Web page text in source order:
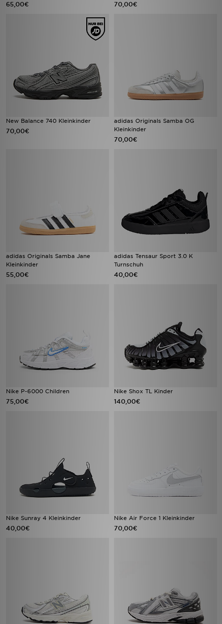
65,00€ 70,00€
New Balance 740 Kleinkinder
70,00€
adidas Originals Samba OG
Kleinkinder
70,00€
adidas Originals Samba Jane
Kleinkinder
55,00€
adidas Tensaur Sport 3.0 K
Turnschuh
40,00€
Nike P-6000 Children
75,00€
Nike Shox TL Kinder
140,00€
Nike Sunray 4 Kleinkinder
40,00€
Nike Air Force 1 Kleinkinder
70,00€